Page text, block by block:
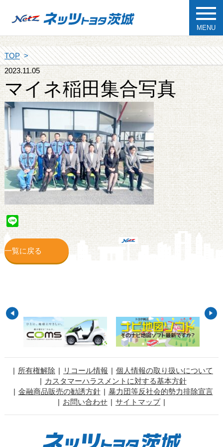
MENU
TOP
2023.11.05
マイネ稲田集合写真
Line
一覧に戻る
所有権解除 リコール情報
個人情報の取り扱いについて
カスタマーハラスメントに対する基本方針
金融商品販売の勧誘方針
暴力団等反社会的勢力排除宣言
お問い合わせ
サイトマップ